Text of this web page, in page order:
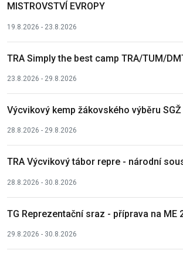
MISTROVSTVÍ EVROPY
19.8.2026 - 23.8.2026
TRA Simply the best camp TRA/TUM/
23.8.2026 - 29.8.2026
Výcvikový kemp žákovského výběru SGŽ
28.8.2026 - 29.8.2026
TRA Výcvikový tábor repre - národní
28.8.2026 - 30.8.2026
TG Reprezentační sraz - příprava na ME
29.8.2026 - 30.8.2026